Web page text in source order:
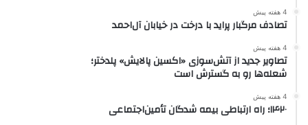
4 هفته پیش
تصادف مرگبار پراید با درخت در خیابان آل‌احمد
4 هفته پیش
تصاویر جدید از آتش‌سوزی «اکسین پالایش» پلدختر؛
شعله‌ها رو به گسترش است
4 هفته پیش
۱۴۲۰؛ راه ارتباطی بیمه شدگان تأمین‌اجتماعی